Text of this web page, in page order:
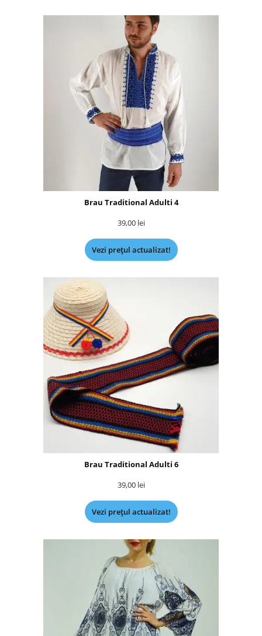
Brau Traditional Adulti 4
39,00 lei
Vezi prețul actualizat!
Brau Traditional Adulti 6
39,00 lei
Vezi prețul actualizat!